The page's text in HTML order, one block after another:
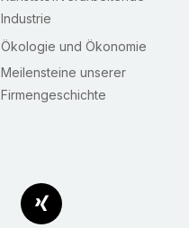
Industrie
Ökologie und Ökonomie
Meilensteine unserer
Firmengeschichte